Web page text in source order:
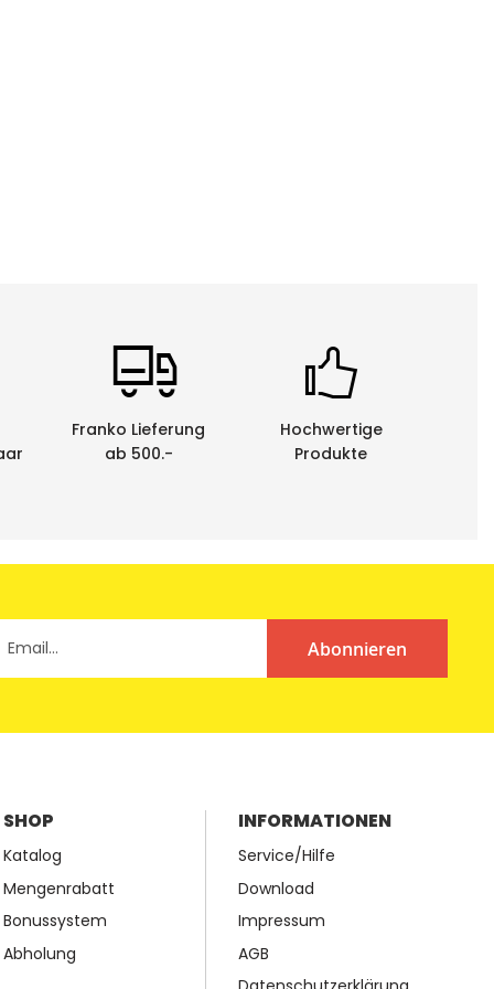
Franko Lieferung
ab 500.-
Hochwertige
Produkte
Abonnieren
SHOP
Katalog
Mengenrabatt
Bonussystem
Abholung
INFORMATIONEN
Service/Hilfe
Download
Impressum
AGB